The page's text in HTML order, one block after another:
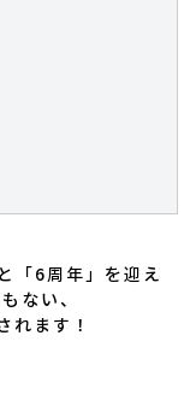
「6周年」を迎え
ない、
れます！